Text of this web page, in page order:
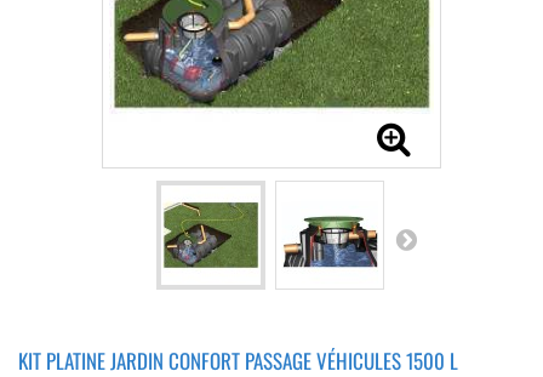
KIT PLATINE JARDIN CONFORT PASSAGE VÉHICULES 1500 L